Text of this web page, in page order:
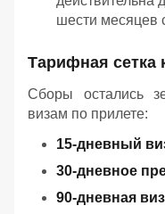
шести месяцев
Тарифная сетка
Сборы остались
визам по прилете:
15-дневный
30-дневное
90-дневная